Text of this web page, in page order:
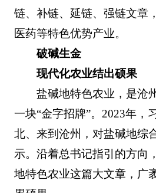
链、补链、延链、强链文章
医药等特色优势产业。
破碱生金
现代化农业结出硕果
盐碱地特色农业，是沧
一块“金字招牌”。2023年，
北、来到沧州，对盐碱地综
示。沿着总书记指引的方向
地特色农业这篇大文章，广